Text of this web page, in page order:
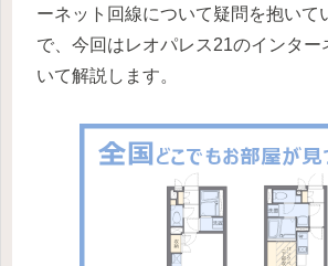
ーネット回線について疑問を抱いて
で、今回はレオパレス21のインター
いて解説します。